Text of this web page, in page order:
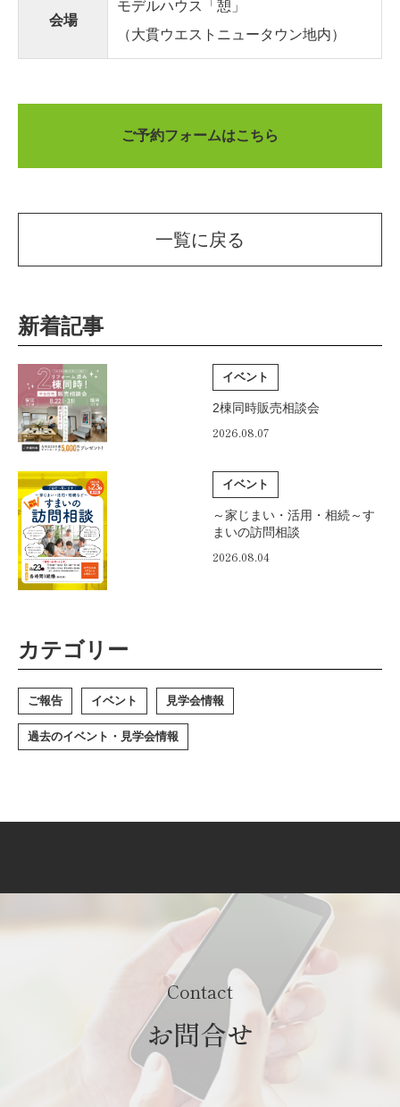
会場
モデルハウス「憩」
（大貫ウエストニュータウン地内）
ご予約フォームはこちら
一覧に戻る
新着記事
イベント
2棟同時販売相談会
2026.08.07
イベント
～家じまい・活用・相続～す
まいの訪問相談
2026.08.04
カテゴリー
ご報告 イベント 見学会情報
過去のイベント・見学会情報
Contact
お問合せ